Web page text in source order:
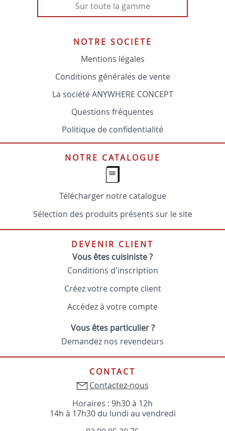
Sur toute la gamme
NOTRE SOCIÉTÉ
Mentions légales
Conditions générales de vente
La société ANYWHERE CONCEPT
Questions fréquentes
Politique de confidentialité
NOTRE CATALOGUE
Télécharger notre catalogue
Sélection des produits présents sur le site
DEVENIR CLIENT
Vous êtes cuisiniste ?
Conditions d'inscription
Créez votre compte client
Accédez à votre compte
Vous êtes particulier ?
Demandez nos revendeurs
CONTACT
Contactez-nous
Horaires : 9h30 à 12h
14h à 17h30 du lundi au vendredi